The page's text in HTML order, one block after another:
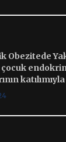
Obezitede